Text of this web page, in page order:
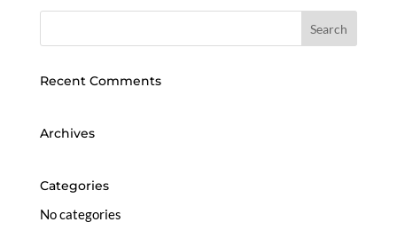
Recent Comments
Archives
Categories
No categories